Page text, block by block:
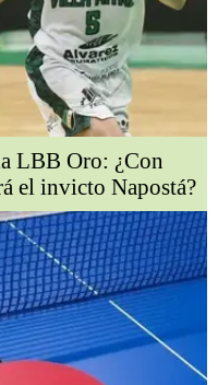
LBB Oro: ¿Con
el invicto Napostá?